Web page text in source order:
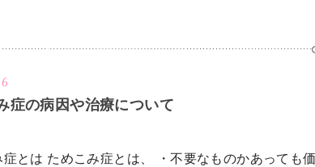
症の病因や治療について
症とは ためこみ症とは、 ・不要なものかあっても価